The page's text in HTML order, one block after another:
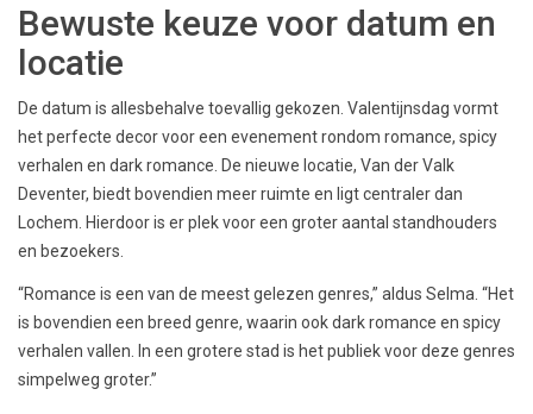
Bewuste keuze voor datum en
locatie
De datum is allesbehalve toevallig gekozen. Valentijnsdag vormt
het perfecte decor voor een evenement rondom romance, spicy
verhalen en dark romance. De nieuwe locatie, Van der Valk
Deventer, biedt bovendien meer ruimte en ligt centraler dan
Lochem. Hierdoor is er plek voor een groter aantal standhouders
en bezoekers.
“Romance is een van de meest gelezen genres,” aldus Selma. “Het
is bovendien een breed genre, waarin ook dark romance en spicy
verhalen vallen. In een grotere stad is het publiek voor deze genres
simpelweg groter.”